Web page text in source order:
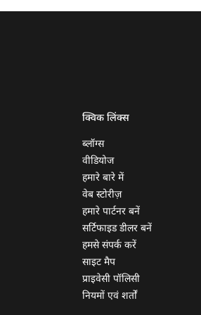
क्विक लिंक्स
ब्लॉग्स
वीडियोज
हमारे बारे में
वेब स्टोरीज़
हमारे पार्टनर बनें
सर्टिफाइड डीलर बनें
हमसे संपर्क करें
साइट मैप
प्राइवेसी पॉलिसी
नियमों एवं शर्तों